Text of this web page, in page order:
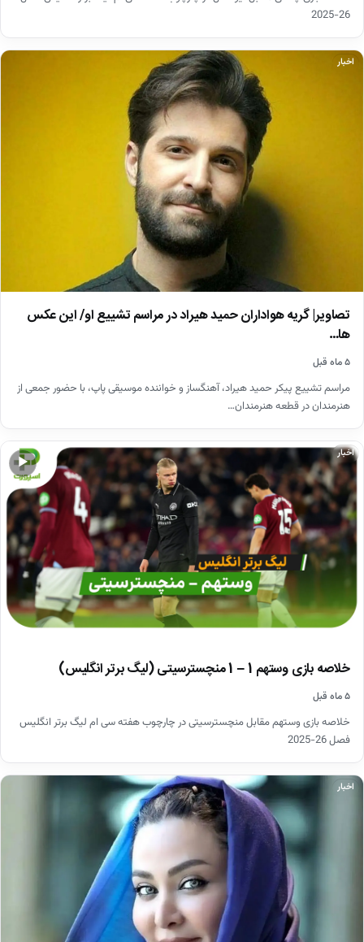
26-2025
اخبار
تصاویر| گریه هواداران حمید هیراد در مراسم تشییع او/ این عکس
ها…
۵ ماه قبل
مراسم تشییع پیکر حمید هیراد، آهنگساز و خواننده موسیقی پاپ، با حضور جمعی از
هنرمندان در قطعه هنرمندان…
▶
اخبار
خلاصه بازی وستهم 1 – 1 منچسترسیتی (لیگ برتر انگلیس)
۵ ماه قبل
خلاصه بازی وستهم مقابل منچسترسیتی در چارچوب هفته سی ام لیگ برتر انگلیس
فصل 26-2025
اخبار